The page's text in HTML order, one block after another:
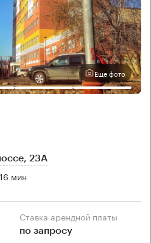
Еще фото
23А
16 мин
Ставка арендной платы
по запросу